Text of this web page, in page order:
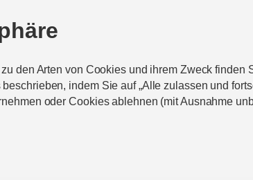
den Arten von Cookies und ihrem Zweck
indem Sie auf „Alle zulassen und
oder Cookies ablehnen (mit Ausnahme